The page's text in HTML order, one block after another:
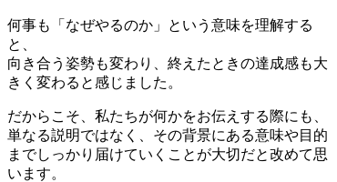
何事も「なぜやるのか」という意味を理解する
と、
向き合う姿勢も変わり、終えたときの達成感も大
きく変わると感じました。
だからこそ、私たちが何かをお伝えする際にも、
単なる説明ではなく、その背景にある意味や目的
までしっかり届けていくことが大切だと改めて思
います。